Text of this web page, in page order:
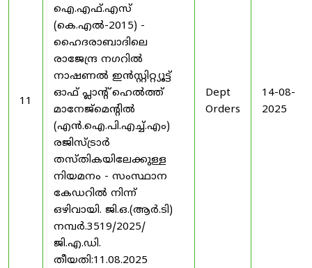
11
ഐ.എഫ്.എസ്
(കെ.എൽ-2015) -
ഹൈദരാബാദിലെ
രാജേന്ദ്ര നഗറിൽ
നാഷണൽ ഇൻസ്റ്റിറ്റ്യൂട്ട്
ഓഫ് പ്ലാന്റ് ഹെൽത്ത്
മാനേജ്‌മെന്റിൽ
(എൻ.ഐ.പി.എച്ച്.എം)
രജിസ്ട്രാർ
തസ്തികയിലേക്കുള്ള
നിയമനം - സംസ്ഥാന
കേഡറിൽ നിന്ന്
ഒഴിവായി. ജി.ഒ.(ആർ.ടി)
നമ്പർ.3519/2025/
ജി.എ.ഡി.
തീയതി:11.08.2025
Dept
Orders
14-08-
2025